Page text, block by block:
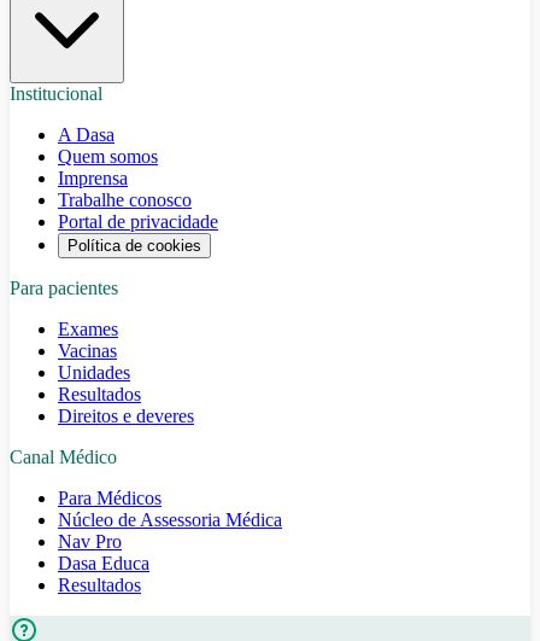
Institucional
A Dasa
Quem somos
Imprensa
Trabalhe conosco
Portal de privacidade
Política de cookies
Para pacientes
Exames
Vacinas
Unidades
Resultados
Direitos e deveres
Canal Médico
Para Médicos
Núcleo de Assessoria Médica
Nav Pro
Dasa Educa
Resultados